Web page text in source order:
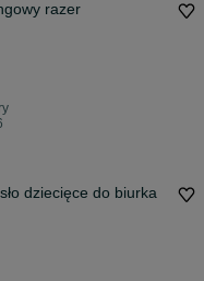
razer
dziecięce do biurka